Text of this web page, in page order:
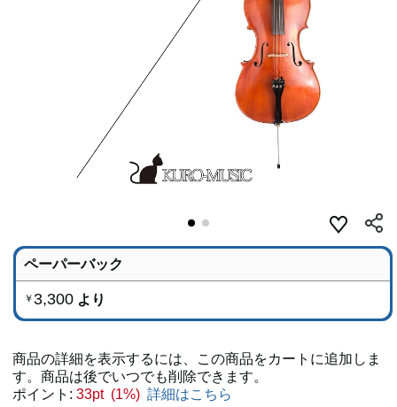
ペーパーバック
￥ 3,300 より
商品の詳細を表示するには、この商品をカートに追加しま
す。商品は後でいつでも削除できます。
ポイント: 33pt (1%) 詳細はこちら